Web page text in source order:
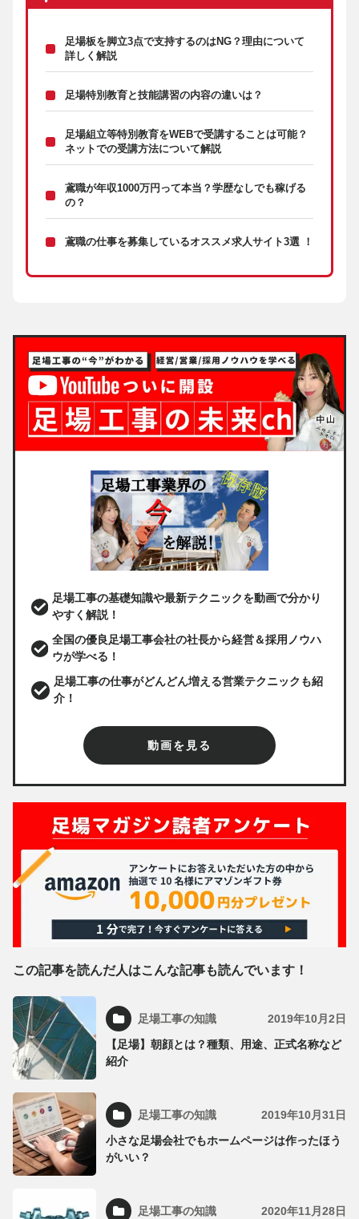
足場板を脚立3点で支持するのはNG？理由について
詳しく解説
足場特別教育と技能講習の内容の違いは？
足場組立等特別教育をWEBで受講することは可能？
ネットでの受講方法について解説
鳶職が年収1000万円って本当？学歴なしでも稼げる
の？
鳶職の仕事を募集しているオススメ求人サイト3選 ！
足場工事の基礎知識や最新テクニックを動画で分かり
やすく解説！
全国の優良足場工事会社の社長から経営＆採用ノウハ
ウが学べる！
足場工事の仕事がどんどん増える営業テクニックも紹
介！
動画を見る
この記事を読んだ人はこんな記事も読んでいます！
足場工事の知識 2019年10月2日
【足場】朝顔とは？種類、用途、正式名称など
紹介
足場工事の知識 2019年10月31日
小さな足場会社でもホームページは作ったほう
がいい？
足場工事の知識 2020年11月28日